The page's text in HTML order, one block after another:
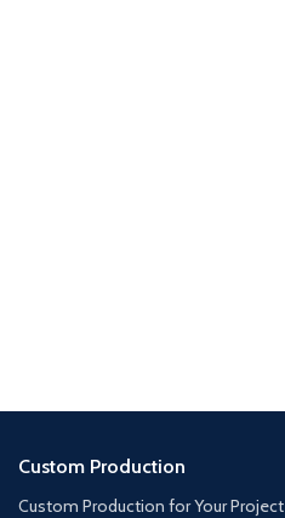
Custom Production
Custom Production for Your Project